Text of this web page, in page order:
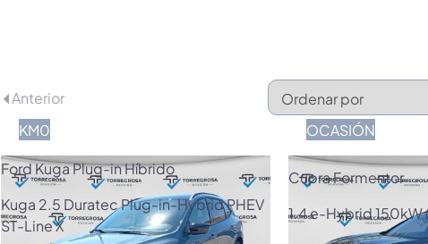
Anterior
KM0
Ford Kuga Plug-in Híbrido
Kuga 2.5 Duratec Plug-in-Hybrid PHEV
ST-Line X
OCASIÓN
Cupra Formentor
1.4 e-Hybrid 150kW